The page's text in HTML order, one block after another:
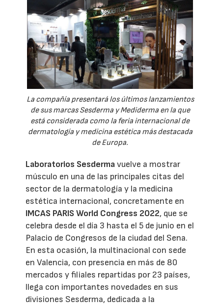
La compañía presentará los últimos lanzamientos
de sus marcas Sesderma y Mediderma en la que
está considerada como la feria internacional de
dermatología y medicina estética más destacada
de Europa.
Laboratorios Sesdermavuelve a mostrar
músculo en una de las principales citas del
sector de la dermatología y la medicina
estética internacional, concretamente en
IMCAS PARIS World Congress 2022, que se
celebra desde el día 3 hasta el 5 de junio en el
Palacio de Congresos de la ciudad del Sena.
En esta ocasión, la multinacional con sede
en Valencia, con presencia en más de 80
mercados y filiales repartidas por 23 países,
llega con importantes novedades en sus
divisiones Sesderma, dedicada a la